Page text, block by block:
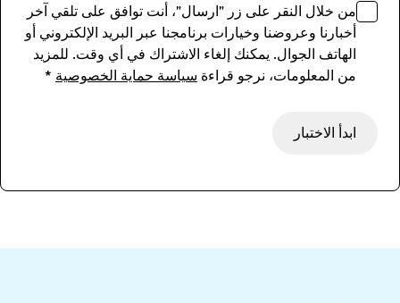
من خلال النقر على زر "ارسال"، أنت توافق على تلقي آخر
أخبارنا وعروضنا وخيارات برنامجنا عبر البريد الإلكتروني أو
الهاتف الجوال. يمكنك إلغاء الاشتراك في أي وقت. للمزيد
من المعلومات، نرجو قراءة سياسة حماية الخصوصية *
ابدأ الاختبار